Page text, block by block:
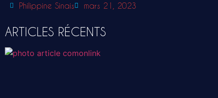
Philippine Sinais mars 21, 2023
ARTICLES RÉCENTS